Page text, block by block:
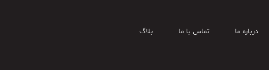
درباره ما تماس با ما بلاگ